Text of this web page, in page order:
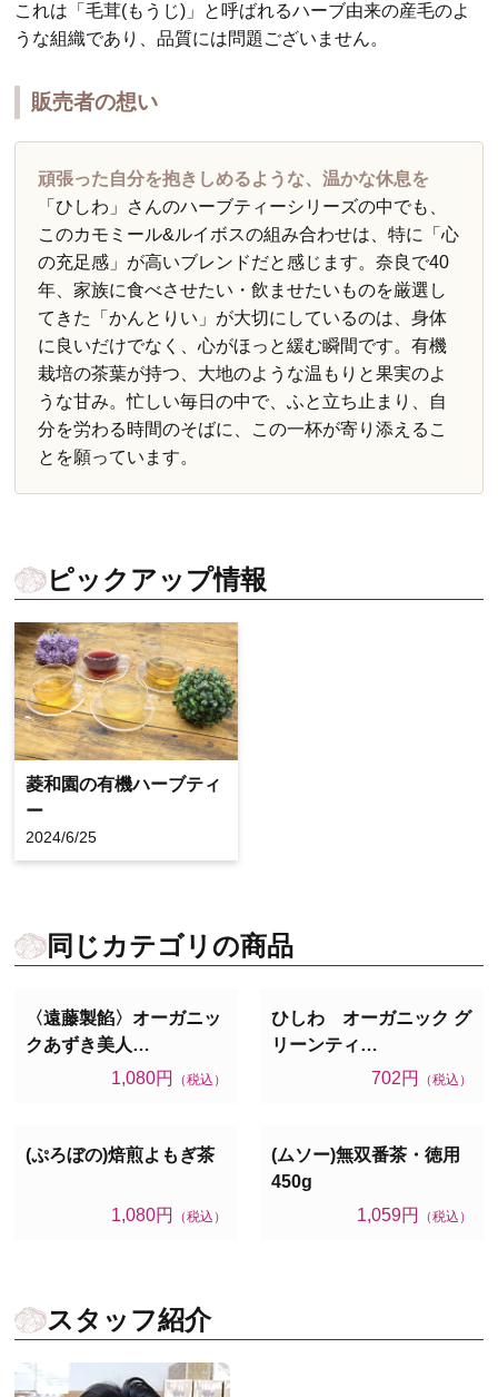
これは「毛茸(もうじ)」と呼ばれるハーブ由来の産毛のよ
うな組織であり、品質には問題ございません。
販売者の想い
頑張った自分を抱きしめるような、温かな休息を
「ひしわ」さんのハーブティーシリーズの中でも、
このカモミール&ルイボスの組み合わせは、特に「心
の充足感」が高いブレンドだと感じます。奈良で40
年、家族に食べさせたい・飲ませたいものを厳選し
てきた「かんとりい」が大切にしているのは、身体
に良いだけでなく、心がほっと緩む瞬間です。有機
栽培の茶葉が持つ、大地のような温もりと果実のよ
うな甘み。忙しい毎日の中で、ふと立ち止まり、自
分を労わる時間のそばに、この一杯が寄り添えるこ
とを願っています。
ピックアップ情報
菱和園の有機ハーブティ
ー
2024/6/25
同じカテゴリの商品
〈遠藤製餡〉オーガニッ
クあずき美人…
1,080円
（税込）
ひしわ オーガニック グ
リーンティ…
702円
（税込）
(ぷろぼの)焙煎よもぎ茶
1,080円 （税込）
(ムソー)無双番茶・徳用
450g
1,059円
（税込）
スタッフ紹介